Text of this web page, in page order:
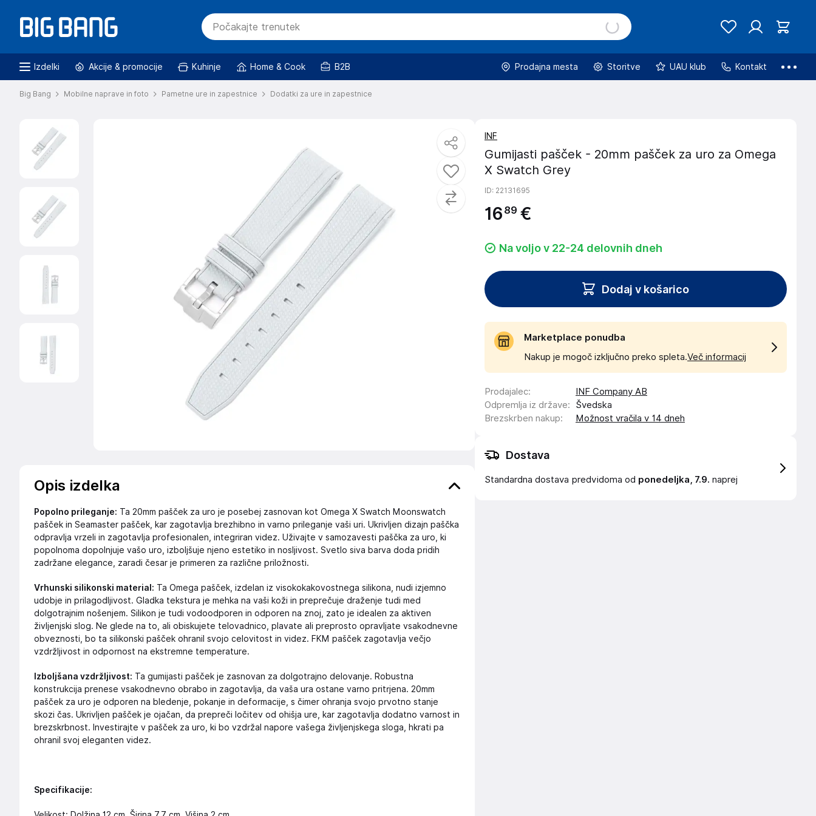
Izdelki Akcije & promocije Kuhinje Home & Cook B2B Prodajna mesta Storitve UAU klub Kontakt
Big Bang Mobilne naprave in foto Pametne ure in zapestnice Dodatki za ure in zapestnice
Opis izdelka
Popolno prileganje: Ta 20mm pašček za uro je posebej zasnovan kot Omega X Swatch Moonswatch
pašček in Seamaster pašček, kar zagotavlja brezhibno in varno prileganje vaši uri. Ukrivljen dizajn paščka
odpravlja vrzeli in zagotavlja profesionalen, integriran videz. Uživajte v samozavesti paščka za uro, ki
popolnoma dopolnjuje vašo uro, izboljšuje njeno estetiko in nosljivost. Svetlo siva barva doda pridih
zadržane elegance, zaradi česar je primeren za različne priložnosti.
Vrhunski silikonski material: Ta Omega pašček, izdelan iz visokokakovostnega silikona, nudi izjemno
udobje in prilagodljivost. Gladka tekstura je mehka na vaši koži in preprečuje draženje tudi med
dolgotrajnim nošenjem. Silikon je tudi vodoodporen in odporen na znoj, zato je idealen za aktiven
življenjski slog. Ne glede na to, ali obiskujete telovadnico, plavate ali preprosto opravljate vsakodnevne
obveznosti, bo ta silikonski pašček ohranil svojo celovitost in videz. FKM pašček zagotavlja večjo
vzdržljivost in odpornost na ekstremne temperature.
Izboljšana vzdržljivost: Ta gumijasti pašček je zasnovan za dolgotrajno delovanje. Robustna
konstrukcija prenese vsakodnevno obrabo in zagotavlja, da vaša ura ostane varno pritrjena. 20mm
pašček za uro je odporen na bledenje, pokanje in deformacije, s čimer ohranja svojo prvotno stanje
skozi čas. Ukrivljen pašček je ojačan, da prepreči ločitev od ohišja ure, kar zagotavlja dodatno varnost in
brezskrbnost. Investirajte v pašček za uro, ki bo vzdržal napore vašega življenjskega sloga, hkrati pa
ohranil svoj eleganten videz.
Specifikacije:
INF
Gumijasti pašček - 20mm pašček za uro za Omega
X Swatch Grey
ID: 22131695
16 89 €
Na voljo v 22-24 delovnih dneh
Dodaj v košarico
Marketplace ponudba
Nakup je mogoč izključno preko spleta.Več informacij
Prodajalec:
INF Company AB
Odpremlja iz države:
Švedska
Brezskrben nakup: Možnost vračila v 14 dneh
Dostava
Standardna dostava predvidoma od ponedeljka, 7.9. naprej